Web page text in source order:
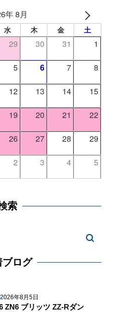
年 8月
水 木 金 土
29 30 31 1
5 6 7 8
12 13 14 15
19 20 21 22
26 27 28 29
2 3 4 5
索
ブログ
2026年8月5日
ZN6 ブリッツ ZZ-Rダン